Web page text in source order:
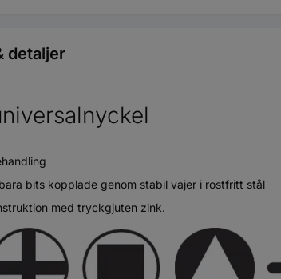
detaljer
bits kopplade genom stabil vajer i rostfritt stål
med tryckgjuten zink.